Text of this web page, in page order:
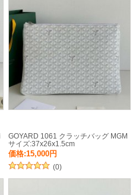
GOYARD 1061 クラッチバッグ MGM
サイズ:37x26x1.5cm
価格:15,000円
(0)